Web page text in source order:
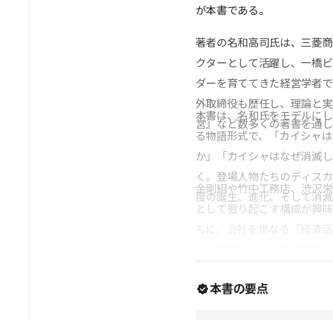
が本書である。
著者の名和高司氏は、三菱
クターとして活躍し、一橋
ダーを育ててきた経営学者
外取締役も歴任し、理論と
営』など数多くの著書を通
本書は、名和氏をモデルに
る物語形式で、「カイシャ
か」「カイシャはなぜ消滅
く。登場人物たちのディス
度の誕生、進化、そして消
金剛組や竹中工務店、渋沢
として掘り起こす構成が興
ちに、会社を単なる「経済
本書の要点